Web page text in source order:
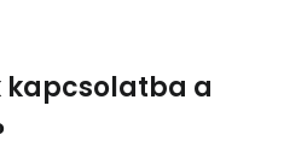
kapcsolatba a